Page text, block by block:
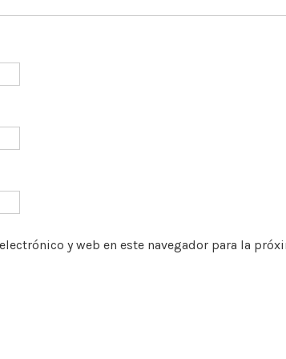
y web en este navegador para la